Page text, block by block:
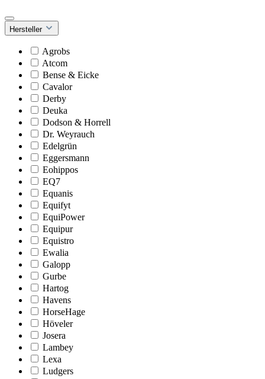
Hersteller
Agrobs
Atcom
Bense & Eicke
Cavalor
Derby
Deuka
Dodson & Horrell
Dr. Weyrauch
Edelgrün
Eggersmann
Eohippos
EQ7
Equanis
Equifyt
EquiPower
Equipur
Equistro
Ewalia
Galopp
Gurbe
Hartog
Havens
HorseHage
Höveler
Josera
Lambey
Lexa
Ludgers